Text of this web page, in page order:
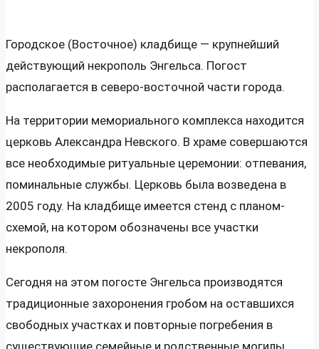
Городское (Восточное) кладбище — крупнейший
действующий некрополь Энгельса. Погост
располагается в северо-восточной части города.
На территории мемориального комплекса находится
церковь Александра Невского. В храме совершаются
все необходимые ритуальные церемонии: отпевания,
поминальные службы. Церковь была возведена в
2005 году. На кладбище имеется стенд с планом-
схемой, на котором обозначены все участки
некрополя.
Сегодня на этом погосте Энгельса производятся
традиционные захоронения гробом на оставшихся
свободных участках и повторные погребения в
существующие семейные и родственные могилы.